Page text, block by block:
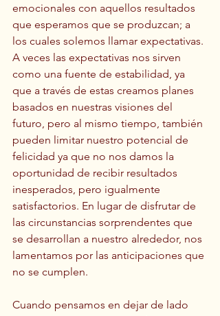
emocionales con aquellos resultados
que esperamos que se produzcan; a
los cuales solemos llamar expectativas.
A veces las expectativas nos sirven
como una fuente de estabilidad, ya
que a través de estas creamos planes
basados en nuestras visiones del
futuro, pero al mismo tiempo, también
pueden limitar nuestro potencial de
felicidad ya que no nos damos la
oportunidad de recibir resultados
inesperados, pero igualmente
satisfactorios. En lugar de disfrutar de
las circunstancias sorprendentes que
se desarrollan a nuestro alrededor, nos
lamentamos por las anticipaciones que
no se cumplen.
Cuando pensamos en dejar de lado